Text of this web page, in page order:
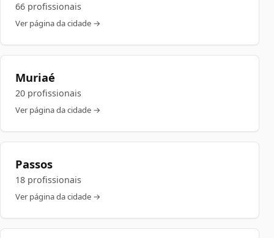
66 profissionais
Ver página da cidade →
Muriaé
20 profissionais
Ver página da cidade →
Passos
18 profissionais
Ver página da cidade →